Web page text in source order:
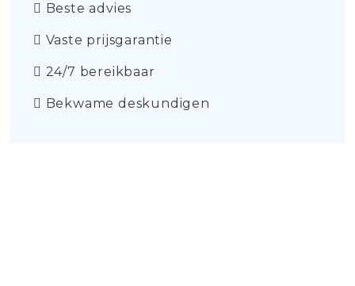
Beste advies
Vaste prijsgarantie
24/7 bereikbaar
Bekwame deskundigen